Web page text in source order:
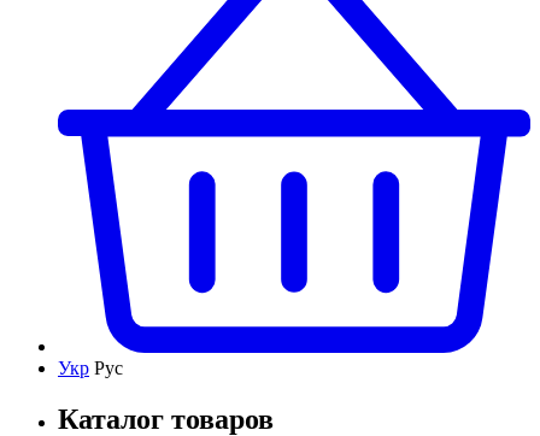
Укр Рус
Каталог товаров